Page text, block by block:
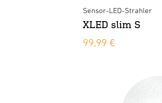
Sensor-LED-Strahler
XLED slim S
99,99 €